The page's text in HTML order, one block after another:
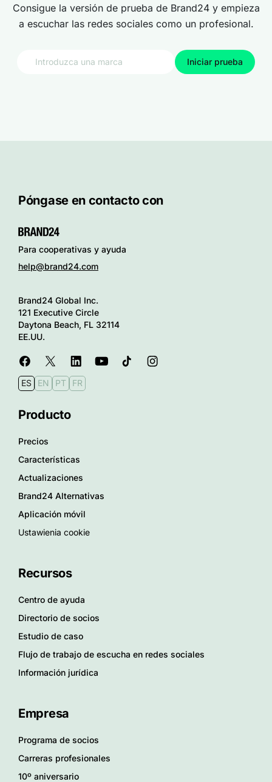
Consigue la versión de prueba de Brand24 y empieza
a escuchar las redes sociales como un profesional.
Iniciar prueba
Póngase en contacto con
Para cooperativas y ayuda
help@brand24.com
Brand24 Global Inc.
121 Executive Circle
Daytona Beach, FL 32114
EE.UU.
ES EN PT FR
Producto
Precios
Características
Actualizaciones
Brand24 Alternativas
Aplicación móvil
Ustawienia cookie
Recursos
Centro de ayuda
Directorio de socios
Estudio de caso
Flujo de trabajo de escucha en redes sociales
Información jurídica
Empresa
Programa de socios
Carreras profesionales
10º aniversario